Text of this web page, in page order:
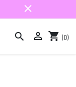
close
  shopping_cart (0)